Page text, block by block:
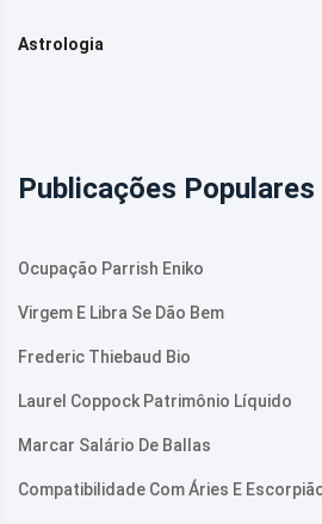
Astrologia
Publicações Populares
Ocupação Parrish Eniko
Virgem E Libra Se Dão Bem
Frederic Thiebaud Bio
Laurel Coppock Patrimônio Líquido
Marcar Salário De Ballas
Compatibilidade Com Áries E